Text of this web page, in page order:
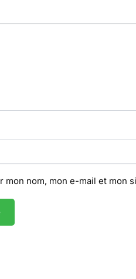
mon nom, mon e-mail et mon